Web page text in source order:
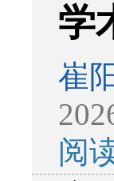
学
崔
阅